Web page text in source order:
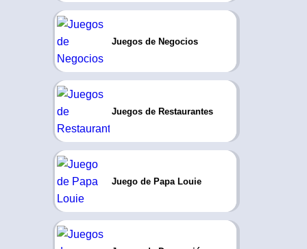
Juegos de Negocios
Juegos de Restaurantes
Juego de Papa Louie